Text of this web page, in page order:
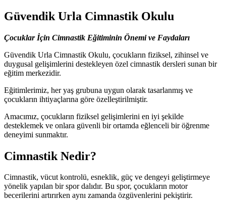
Güvendik Urla Cimnastik Okulu
Çocuklar İçin Cimnastik Eğitiminin Önemi ve Faydaları
Güvendik Urla Cimnastik Okulu, çocukların fiziksel, zihinsel ve
duygusal gelişimlerini destekleyen özel cimnastik dersleri sunan bir
eğitim merkezidir.
Eğitimlerimiz, her yaş grubuna uygun olarak tasarlanmış ve
çocukların ihtiyaçlarına göre özelleştirilmiştir.
Amacımız, çocukların fiziksel gelişimlerini en iyi şekilde
desteklemek ve onlara güvenli bir ortamda eğlenceli bir öğrenme
deneyimi sunmaktır.
Cimnastik Nedir?
Cimnastik, vücut kontrolü, esneklik, güç ve dengeyi geliştirmeye
yönelik yapılan bir spor dalıdır. Bu spor, çocukların motor
becerilerini artırırken aynı zamanda özgüvenlerini pekiştirir.